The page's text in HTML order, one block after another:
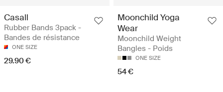
Casall
Rubber Bands 3pack -
Bandes de résistance
ONE SIZE
29.90 €
Moonchild Yoga
Wear
Moonchild Weight
Bangles - Poids
ONE SIZE
54 €